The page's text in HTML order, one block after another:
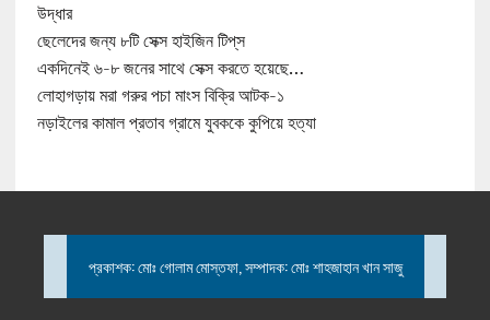
উদ্ধার
ছেলেদের জন্য ৮টি সেক্স হাইজিন টিপ্‌স
একদিনেই ৬-৮ জনের সাথে সেক্স করতে হয়েছে…
লোহাগড়ায় মরা গরুর পচা মাংস বিক্রি আটক-১
নড়াইলের কামাল প্রতাব গ্রামে যুবককে কুপিয়ে হত্যা
প্রকাশক: মোঃ গোলাম মোস্তফা, সম্পাদক: মোঃ শাহজাহান খান সাজু